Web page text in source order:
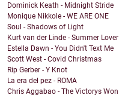
Dominick Keath - Midnight Stride
Monique Nikkole - WE ARE ONE
Soul - Shadows of Light
Kurt van der Linde - Summer Lover
Estella Dawn - You Didn't Text Me
Scott West - Covid Christmas
Rip Gerber - Y Knot
La era del pez - ROMA
Chris Aggabao - The Victorys Won